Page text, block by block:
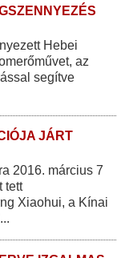
Hebei
az
segítve
JÁRT
2016. március 7
tett
Xiaohui, a Kínai